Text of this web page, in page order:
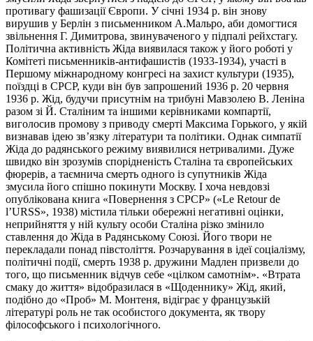
противагу фашизації Європи. У січні 1934 р. він знову
вирушив у Берлін з письменником А.Мальро, аби домогтися
звільнення Г. Димитрова, звинуваченого у підпалі рейхстагу.
Політична активність Жіда виявилася також у його роботі у
Комітеті письменників-антифашистів (1933-1934), участі в
Першому міжнародному конгресі на захист культури (1935),
поїздці в СРСР, куди він був запрошений 1936 р. 20 червня
1936 р. Жід, будучи присутнім на трибуні Мавзолею В. Леніна
разом зі Й. Сталіним та іншими керівниками компартії,
виголосив промову з приводу смерті Максима Горького, у якій
визнавав ідею зв’язку літератури та політики. Однак симпатії
Жіда до радянського режиму виявилися нетривалими. Дуже
швидко він зрозумів спорідненість Сталіна та європейських
фюрерів, а таємнича смерть одного із супутників Жіда
змусила його спішно покинути Москву. І хоча невдовзі
опублікована книга «Повернення з СРСР» («Le Retour de
l’URSS», 1938) містила тільки обережні негативні оцінки,
неприйняття у ній культу особи Сталіна різко змінило
ставлення до Жіда в Радянському Союзі. Його твори не
перекладали понад півстоліття. Розчарування в ідеї соціалізму,
політичні події, смерть 1938 р. дружини Мадлен призвели до
того, що письменник відчув себе «цілком самотнім». «Втрата
смаку до життя» відобразилася в «Щоденнику» Жід, який,
подібно до «Проб» М. Монтеня, відіграє у французькій
літературі роль не так особистого документа, як твору
філософського і психологічного.